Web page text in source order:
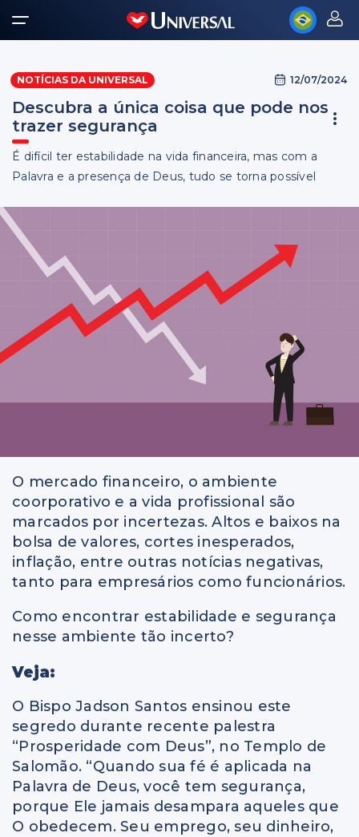
NOTÍCIAS DA UNIVERSAL 12/07/2024
Descubra a única coisa que pode nos
trazer segurança
É difícil ter estabilidade na vida financeira, mas com a
Palavra e a presença de Deus, tudo se torna possível
O mercado financeiro, o ambiente
coorporativo e a vida profissional são
marcados por incertezas. Altos e baixos na
bolsa de valores, cortes inesperados,
inflação, entre outras notícias negativas,
tanto para empresários como funcionários.
Como encontrar estabilidade e segurança
nesse ambiente tão incerto?
Veja:
O Bispo Jadson Santos ensinou este
segredo durante recente palestra
“Prosperidade com Deus”, no Templo de
Salomão. “Quando sua fé é aplicada na
Palavra de Deus, você tem segurança,
porque Ele jamais desampara aqueles que
O obedecem. Seu emprego, seu dinheiro,